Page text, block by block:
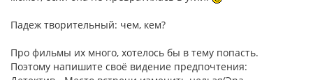
Падеж творительный: чем, кем?
Про фильмы их много, хотелось бы в тему попасть.
Поэтому напишите своё видение предпочтения: